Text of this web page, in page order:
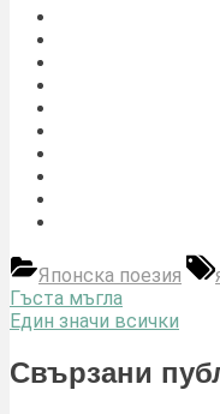
Японска поезия
Навигация
Previous
Post:
Гъста мъгла
Next
Един значи всички
Свързани